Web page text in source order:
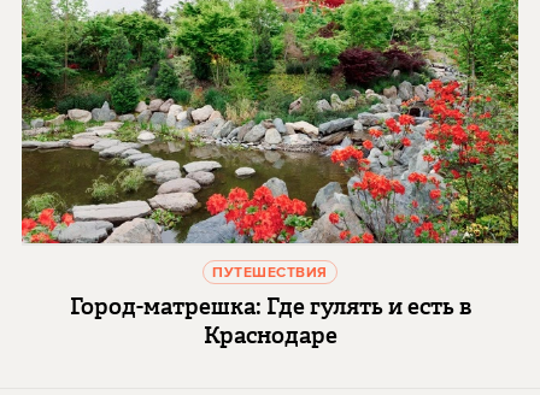
ПУТЕШЕСТВИЯ
Город-матрешка: Где гулять и есть в
Краснодаре